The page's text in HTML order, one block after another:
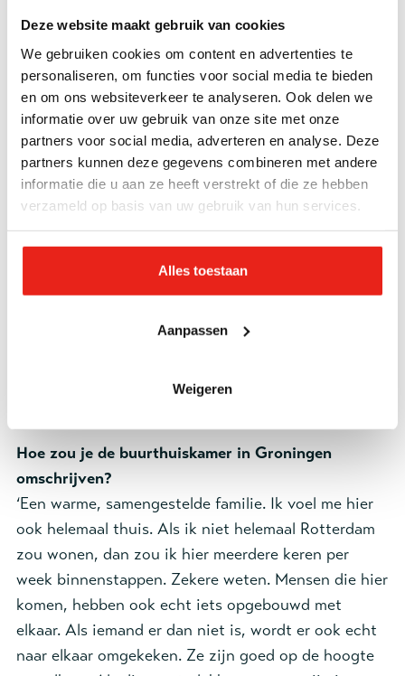
Deze website maakt gebruik van cookies
We gebruiken cookies om content en advertenties te
personaliseren, om functies voor social media te bieden
en om ons websiteverkeer te analyseren. Ook delen we
informatie over uw gebruik van onze site met onze
partners voor social media, adverteren en analyse. Deze
partners kunnen deze gegevens combineren met andere
informatie die u aan ze heeft verstrekt of die ze hebben
verzameld op basis van uw gebruik van hun services.
Alles toestaan
Aanpassen
Weigeren
buurthuiskamer
Wat heeft het programma Soep, sores en soelaas je
gebracht?
‘Heel veel. Ik moet zeggen dat ik altijd iemand was
die best wel een vooroordeel had. dak- of thuisloze
persoon op straat tegenkwam, merkte ik dat ik daar
op een bepaalde manier naar keek. En misschien
zelfs met een grote boog omheen liep. Het is
wellicht cliché, maar door het maken van dit
programma is dat gewoon helemaal weggevallen.
gezicht gekregen en ik heb hun indrukwekkende
hoeft er maar een klein dingetje te gebeuren, en dan
Hoe zou je de buurthuiskamer in Groningen
omschrijven?
‘Een warme, samengestelde familie. Ik voel me hier
ook helemaal thuis. Als ik niet helemaal Rotterdam
zou wonen, dan zou ik hier meerdere keren per
week binnenstappen. Zekere weten. Mensen die hier
komen, hebben ook echt iets opgebouwd met
elkaar. Als iemand er dan niet is, wordt er ook echt
naar elkaar omgekeken. Ze zijn goed op de hoogte